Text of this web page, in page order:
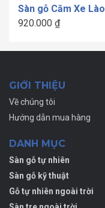
Sàn gỗ Căm Xe Lào
920.000 ₫
GIỚI THIỆU
Về chúng tôi
Hướng dẫn mua hàng
DANH MỤC
Sàn gỗ tự nhiên
Sàn gỗ kỹ thuật
Gỗ tự nhiên ngoài trời